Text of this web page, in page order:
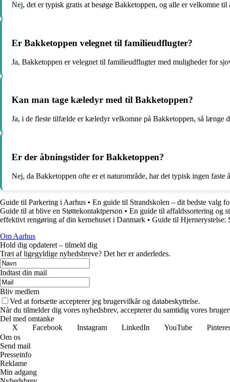
Nej, det er typisk gratis at besøge Bakketoppen, og alle er velkomne til
Er Bakketoppen velegnet til familieudflugter?
Ja, Bakketoppen er velegnet til familieudflugter med muligheder for
Kan man tage kæledyr med til Bakketoppen?
Ja, i de fleste tilfælde er kæledyr velkomne på Bakketoppen, så længe
Er der åbningstider for Bakketoppen?
Nej, da Bakketoppen ofte er et naturområde, har det typisk ingen faste
Guide til Parkering i Aarhus • En guide til Strandskolen – dit bedste valg
Guide til at blive en Støttekontaktperson • En guide til affaldssortering og
effektivt rengøring af din kernehuset i Danmark • Guide til Hjernerystelse:
Om Aarhus
Hold dig opdateret – tilmeld dig
Træt af ligegyldige nyhedsbreve? Det her er anderledes.
Indtast din mail
Bliv medlem
Ved at fortsætte accepterer jeg brugervilkår og databeskyttelse.
Når du tilmelder dig vores nyhedsbrev, accepterer du samtidig vores
Del med omtanke
X
Facebook Instagram LinkedIn YouTube
Om os
Send mail
Presseinfo
Reklame
Min adgang